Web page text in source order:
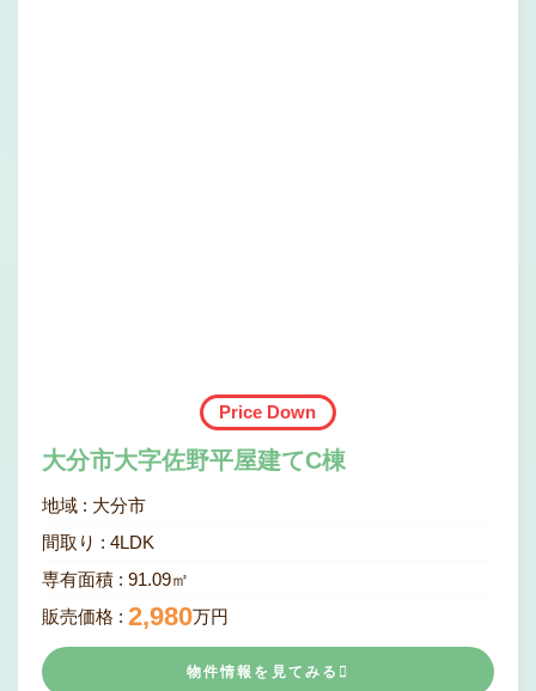
Price Down
大分市大字佐野平屋建てC棟
地域 : 大分市
間取り : 4LDK
専有面積 : 91.09㎡
販売価格 : 2,980万円
物件情報を見てみる